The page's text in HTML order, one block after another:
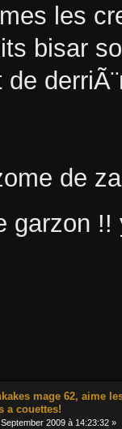
les
bisar
de
de
garzon
mage 62, aime
a couettes!
2009 à 14:23:32 »